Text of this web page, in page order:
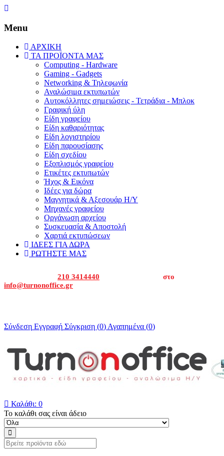
Menu
ΑΡΧΙΚΗ
ΤΑ ΠΡΟΪΟΝΤΑ ΜΑΣ
Computing - Hardware
Gaming - Gadgets
Networking & Τηλεφωνία
Αναλώσιμα εκτυπωτών
Aυτοκόλλητες σημειώσεις - Τετράδια - Μπλοκ
Γραφική ύλη
Είδη γραφείου
Είδη καθαριότητας
Είδη λογιστηρίου
Είδη παρουσίασης
Είδη σχεδίου
Εξοπλισμός γραφείου
Ετικέτες εκτυπωτών
Ήχος & Εικόνα
Ιδέες για δώρα
Μαγνητικά & Αξεσουάρ Η/Υ
Μηχανές γραφείου
Οργάνωση αρχείου
Συσκευασία & Αποστολή
Χαρτιά εκτυπώσεων
ΙΔΕΕΣ ΓΙΑ ΔΩΡΑ
ΡΩΤΗΣΤΕ ΜΑΣ
210 3414440
στο
info@turnonoffice.gr
Σύνδεση Εγγραφή Σύγκριση (0)Αγαπημένα (0)
 Καλάθι: 0
Το καλάθι σας είναι άδειο